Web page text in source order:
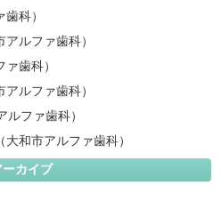
科）
ルファ歯科）
歯科）
ルファ歯科）
ファ歯科）
和市アルファ歯科）
ーカイブ